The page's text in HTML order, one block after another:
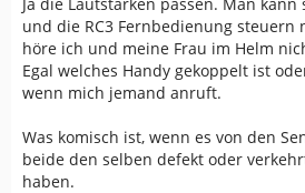
und die RC3 Fernbedienung
höre ich und meine Frau im Helm
Egal welches Handy gekoppelt ist
wenn mich jemand anruft.
Was komisch ist, wenn es von den
beide den selben defekt oder
haben.